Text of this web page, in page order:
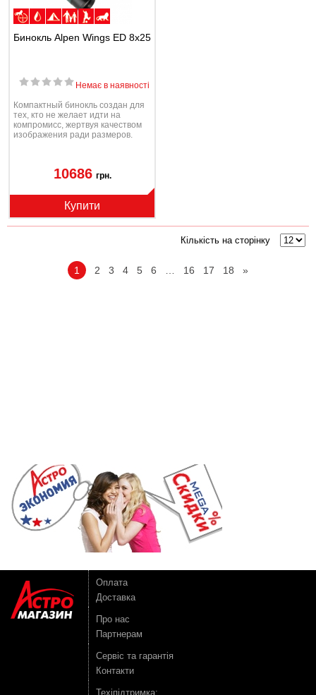
Бинокль Alpen Wings ED 8x25
Немає в наявності
Компактный бинокль создан для
тех, кто не желает идти на
компромисс, жертвуя качеством
изображения ради размеров.
10686 грн.
Купити
Кількість на сторінку
1 2 3 4 5 6 16 17 18 »
Оплата
Доставка
Про нас
Партнерам
Сервіс та гарантія
Контакти
Техіпідтримка: